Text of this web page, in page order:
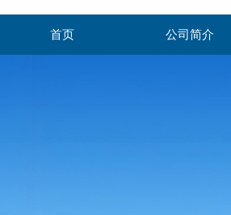
首页 公司简介